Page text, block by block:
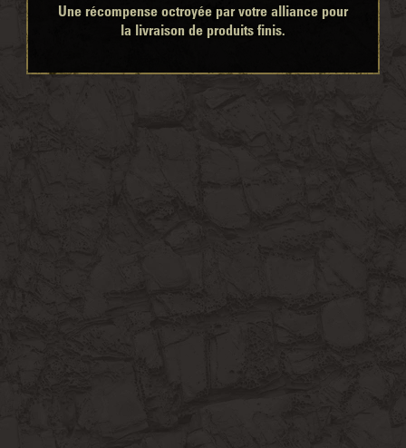
Une récompense octroyée par votre alliance pour
la livraison de produits finis.